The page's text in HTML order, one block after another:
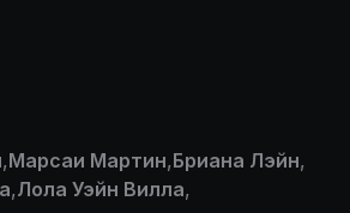
,Марсаи Мартин,Бриана Лэйн,
,Лола Уэйн Вилла,